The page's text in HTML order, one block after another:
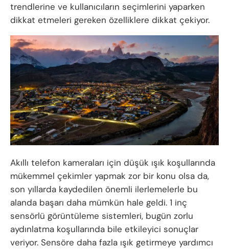
trendlerine ve kullanıcıların seçimlerini yaparken
dikkat etmeleri gereken özelliklere dikkat çekiyor.
Akıllı telefon kameraları için düşük ışık koşullarında
mükemmel çekimler yapmak zor bir konu olsa da,
son yıllarda kaydedilen önemli ilerlemelerle bu
alanda başarı daha mümkün hale geldi. 1 inç
sensörlü görüntüleme sistemleri, bugün zorlu
aydınlatma koşullarında bile etkileyici sonuçlar
veriyor. Sensöre daha fazla ışık getirmeye yardımcı